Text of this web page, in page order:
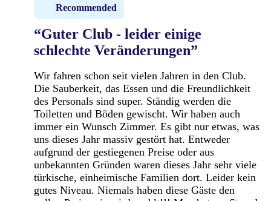
Recommended
“Guter Club - leider einige
schlechte Veränderungen”
Wir fahren schon seit vielen Jahren in den Club.
Die Sauberkeit, das Essen und die Freundlichkeit
des Personals sind super. Ständig werden die
Toiletten und Böden gewischt. Wir haben auch
immer ein Wunsch Zimmer. Es gibt nur etwas, was
uns dieses Jahr massiv gestört hat. Entweder
aufgrund der gestiegenen Preise oder aus
unbekannten Gründen waren dieses Jahr sehr viele
türkische, einheimische Familien dort. Leider kein
gutes Niveau. Niemals haben diese Gäste den